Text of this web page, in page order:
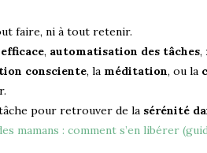
faire, ni à tout retenir.
, automatisation des tâches,
consciente, la méditation, ou la
pour retrouver de la sérénité
mamans : comment s’en libérer